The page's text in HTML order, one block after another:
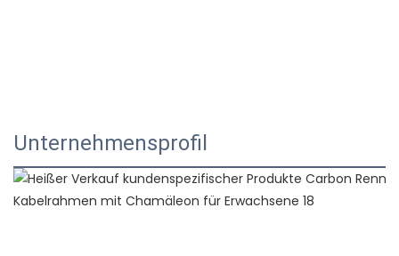
Unternehmensprofil